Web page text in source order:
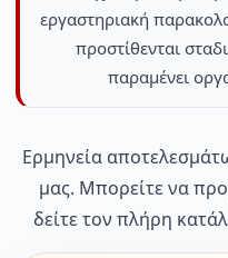
εργαστηριακή
προστίθενται
παραμένει
Ερμηνεία
μας. Μπορείτε να
δείτε τον πλήρη